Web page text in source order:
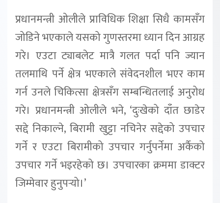
प्रधानमन्त्री ओलीले प्राविधिक शिक्षा सिधै कामसँग
जोडिने भएकाले यसको गुणस्तरमा ध्यान दिन आग्रह
गरे। एउटा ट्याबलेट मात्रै गलत पर्दा पनि ज्यान
तलमाथि पर्ने क्षेत्र भएकाले संवेदनशील भएर काम
गर्न उनले चिकित्सा क्षेत्रसँग सम्बन्धितलाई अनुरोध
गरे। प्रधानमन्त्री ओलीले भने, ‘दुःखेको दाँत छाडेर
सद्दे निकाल्ने, बिरामी खुट्टा नचिनेर सद्देको उपचार
गर्ने र एउटा बिरामीको उपचार गर्नुपर्नेमा अर्कैको
उपचार गर्ने भइरहेको छ। उपचारका क्रममा डाक्टर
जिम्मेवार हुनुपर्‍यो।’